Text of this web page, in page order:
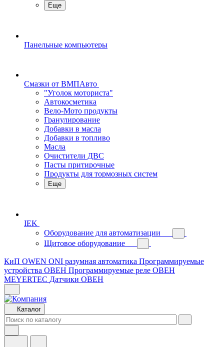
Еще
Панельные компьютеры
Смазки от ВМПАвто
"Уголок моториста"
Автокосметика
Вело-Мото продукты
Гранулирование
Добавки в масла
Добавки в топливо
Масла
Очистители ДВС
Пасты притирочные
Продукты для тормозных систем
Еще
IEK
Оборудование для автоматизации
Щитовое оборудование
КиП OWEN ONI разумная автоматика Программируемые
устройства ОВЕН Программируемые реле ОВЕН
MEYERTEC Датчики ОВЕН
Каталог